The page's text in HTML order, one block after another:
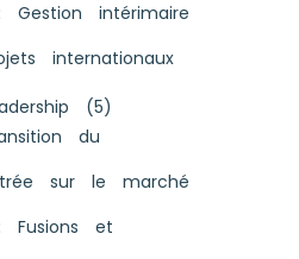
intérimaire
internationaux
(5)
du
sur le marché
et